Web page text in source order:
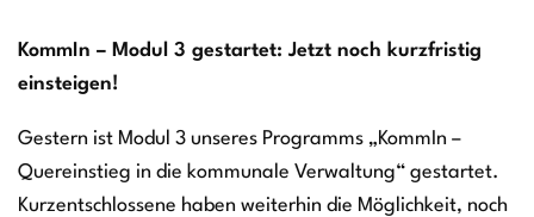
KommIn – Modul 3 gestartet: Jetzt noch kurzfristig
einsteigen!
Gestern ist Modul 3 unseres Programms „KommIn –
Quereinstieg in die kommunale Verwaltung“ gestartet.
Kurzentschlossene haben weiterhin die Möglichkeit, noch